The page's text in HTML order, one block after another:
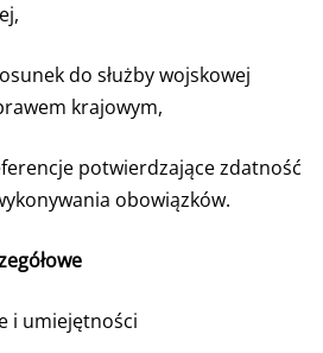
do służby wojskowej
krajowym,
potwierdzające zdatność
obowiązków.
i umiejętności